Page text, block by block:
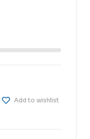
Add to wishlist